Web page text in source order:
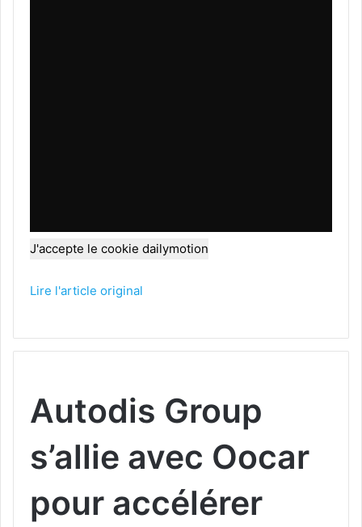
J'accepte le cookie dailymotion
Lire l'article original
Autodis Group
s’allie avec Oocar
pour accélérer